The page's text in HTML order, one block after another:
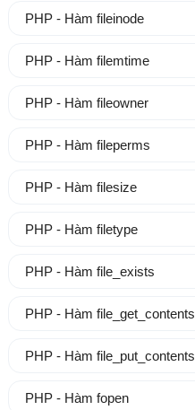
PHP - Hàm fileinode
PHP - Hàm filemtime
PHP - Hàm fileowner
PHP - Hàm fileperms
PHP - Hàm filesize
PHP - Hàm filetype
PHP - Hàm file_exists
PHP - Hàm file_get_contents
PHP - Hàm file_put_contents
PHP - Hàm fopen